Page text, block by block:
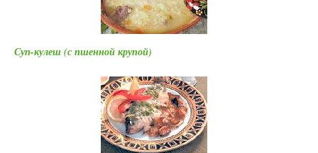
Суп-кулеш (с пшенной крупой)